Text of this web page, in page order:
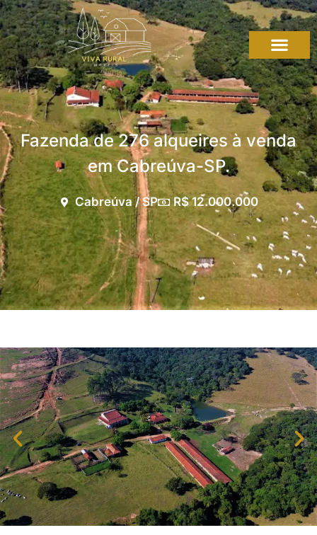
Fazenda de 276 alqueires à venda
em Cabreúva-SP.
Cabreúva / SP R$ 12.000.000